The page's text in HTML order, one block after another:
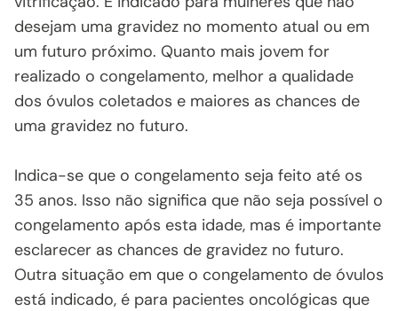
desejam uma gravidez no momento atual ou em
um futuro próximo. Quanto mais jovem for
realizado o congelamento, melhor a qualidade
dos óvulos coletados e maiores as chances de
uma gravidez no futuro.
Indica-se que o congelamento seja feito até os
35 anos. Isso não significa que não seja possível o
congelamento após esta idade, mas é importante
esclarecer as chances de gravidez no futuro.
Outra situação em que o congelamento de óvulos
está indicado, é para pacientes oncológicas que